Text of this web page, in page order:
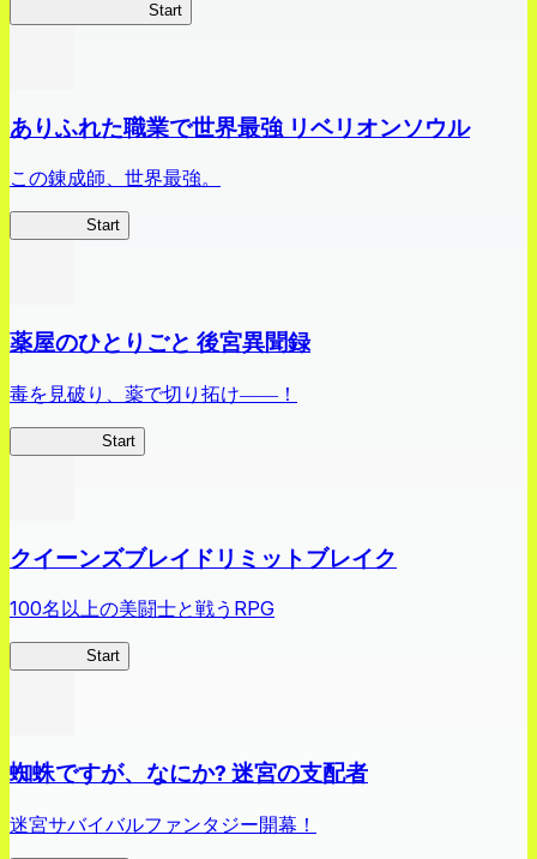
Start
ありふれた職業で世界最強 リベリオンソウル
この錬成師、世界最強。
Start
薬屋のひとりごと 後宮異聞録
毒を見破り、薬で切り拓け――！
Start
クイーンズブレイドリミットブレイク
100名以上の美闘士と戦うRPG
Start
蜘蛛ですが、なにか? 迷宮の支配者
迷宮サバイバルファンタジー開幕！